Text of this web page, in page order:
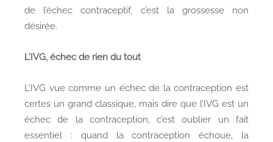
de l’échec contraceptif, c’est la grossesse non
désirée.
L’IVG, échec de rien du tout
L’IVG vue comme un échec de la contraception est
certes un grand classique, mais dire que l’IVG est un
échec de la contraception, c’est oublier un fait
essentiel : quand la contraception échoue, la